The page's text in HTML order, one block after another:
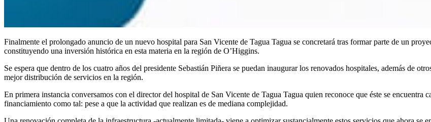
Finalmente el prolongado anuncio de un nuevo hospital para San Vicente de Tagua Tagua se concretará tras formar parte de un
constituyendo una inversión histórica en esta materia en la región de O’Higgins.
Se espera que dentro de los cuatro años del presidente Sebastián Piñera se puedan inaugurar los renovados hospitales, además de
mejor distribución de servicios en la región.
En primera instancia conversamos con el director del hospital de San Vicente de Tagua Tagua quien reconoce que éste se
financiamiento como tal: pese a que la actividad que realizan es de mediana complejidad.